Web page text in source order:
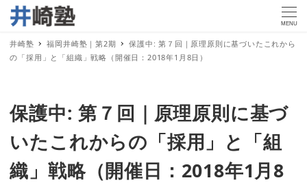
MENU
井崎塾 福岡井崎塾｜第2期
保護中: 第７回｜原理原則に基づいたこれから
の「採用」と「組織」戦略（開催日：2018年1月8日）
保護中: 第７回｜原理原則に基づ
いたこれからの「採用」と「組
織」戦略（開催日：2018年1月8